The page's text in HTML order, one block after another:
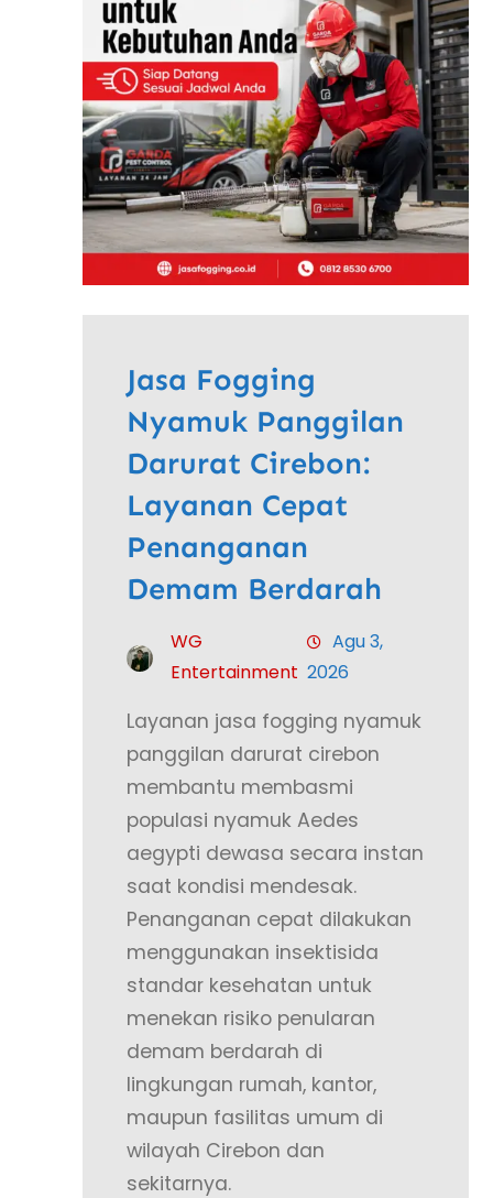
Jasa Fogging
Nyamuk Panggilan
Darurat Cirebon:
Layanan Cepat
Penanganan
Demam Berdarah
WG
Entertainment
Agu 3,
2026
Layanan jasa fogging nyamuk
panggilan darurat cirebon
membantu membasmi
populasi nyamuk Aedes
aegypti dewasa secara instan
saat kondisi mendesak.
Penanganan cepat dilakukan
menggunakan insektisida
standar kesehatan untuk
menekan risiko penularan
demam berdarah di
lingkungan rumah, kantor,
maupun fasilitas umum di
wilayah Cirebon dan
sekitarnya.